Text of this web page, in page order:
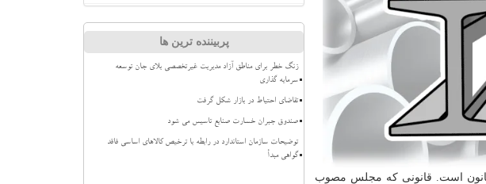
قانون است. قانونی كه مجلس مصوب
پربیننده ترین ها
زنگ خطر برای مناطق آزاد مدیریت غیرتخصصی بلای جان توسعه
سرمایه گذاری
تقاضای احتیاط در بازار شکل گرفت
صندوق جبران خسارت صنایع تاسیس می شود
توضیحات سازمان استاندارد در رابطه با ترخیص کالاهای اساسی فاقد
گواهی مبدأ